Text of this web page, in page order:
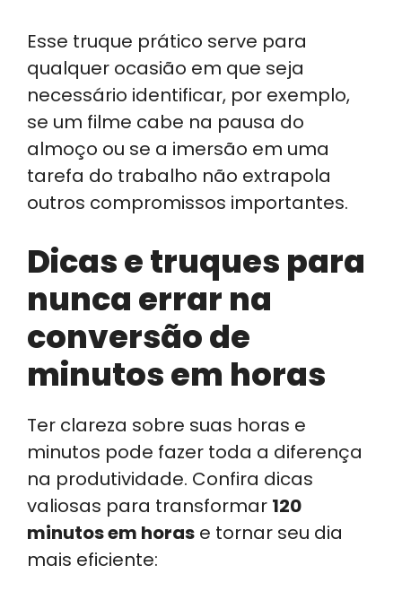
Esse truque prático serve para
qualquer ocasião em que seja
necessário identificar, por exemplo,
se um filme cabe na pausa do
almoço ou se a imersão em uma
tarefa do trabalho não extrapola
outros compromissos importantes.
Dicas e truques para
nunca errar na
conversão de
minutos em horas
Ter clareza sobre suas horas e
minutos pode fazer toda a diferença
na produtividade. Confira dicas
valiosas para transformar 120
minutos em horas e tornar seu dia
mais eficiente: